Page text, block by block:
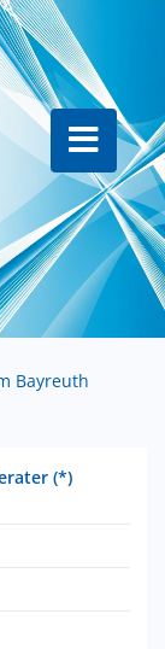
Bayreuth
(*)